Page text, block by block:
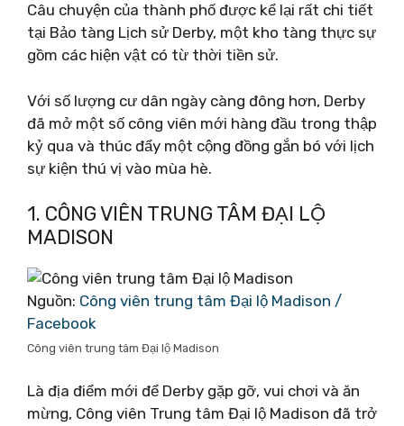
Câu chuyện của thành phố được kể lại rất chi tiết
tại Bảo tàng Lịch sử Derby, một kho tàng thực sự
gồm các hiện vật có từ thời tiền sử.
Với số lượng cư dân ngày càng đông hơn, Derby
đã mở một số công viên mới hàng đầu trong thập
kỷ qua và thúc đẩy một cộng đồng gắn bó với lịch
sự kiện thú vị vào mùa hè.
1. CÔNG VIÊN TRUNG TÂM ĐẠI LỘ
MADISON
Nguồn: Công viên trung tâm Đại lộ Madison /
Facebook
Công viên trung tâm Đại lộ Madison
Là địa điểm mới để Derby gặp gỡ, vui chơi và ăn
mừng, Công viên Trung tâm Đại lộ Madison đã trở